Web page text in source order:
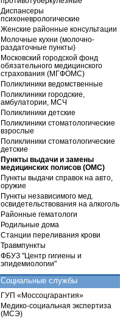
Диспансеры
психоневрологические
Женские районные консультации
Молочные кухни (молочно-
раздаточные пункты)
Московский городской фонд
обязательного медицинского
страхования (МГФОМС)
Поликлиники ведомственные
Поликлиники городские,
амбулатории, МСЧ
Поликлиники детские
Поликлиники стоматологические
взрослые
Поликлиники стоматологические
детские
Пункты выдачи и замены
медицинских полисов (ОМС)
Пункты выдачи справок на авто,
оружие
Пункты независимого мед.
освидетельствования на алкоголь
Районные гематологи
Родильные дома
Станции переливания крови
Травмпункты
ФБУЗ "Центр гигиены и
эпидемиологии"
Социальные службы
ГУП «Моссоцгарантия»
Медико-социальная экспертиза
(МСЭ)